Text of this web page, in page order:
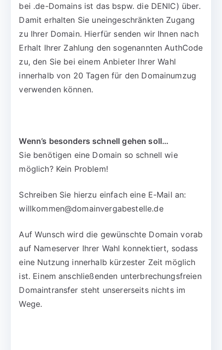
bei .de-Domains ist das bspw. die DENIC) über.
Damit erhalten Sie uneingeschränkten Zugang
zu Ihrer Domain. Hierfür senden wir Ihnen nach
Erhalt Ihrer Zahlung den sogenannten AuthCode
zu, den Sie bei einem Anbieter Ihrer Wahl
innerhalb von 20 Tagen für den Domainumzug
verwenden können.
Wenn’s besonders schnell gehen soll…
Sie benötigen eine Domain so schnell wie
möglich? Kein Problem!
Schreiben Sie hierzu einfach eine E-Mail an:
willkommen@domainvergabestelle.de
Auf Wunsch wird die gewünschte Domain vorab
auf Nameserver Ihrer Wahl konnektiert, sodass
eine Nutzung innerhalb kürzester Zeit möglich
ist. Einem anschließenden unterbrechungsfreien
Domaintransfer steht unsererseits nichts im
Wege.